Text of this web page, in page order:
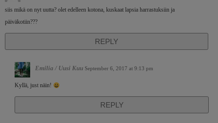
siis mikä on nyt uutta? olet edelleen kotona, kuskaat lapsia harrastuksiin ja
päiväkotiin???
REPLY
Emilia / Uusi Kuu September 6, 2017 at 9:13 pm
Kyllä, just näin!
REPLY